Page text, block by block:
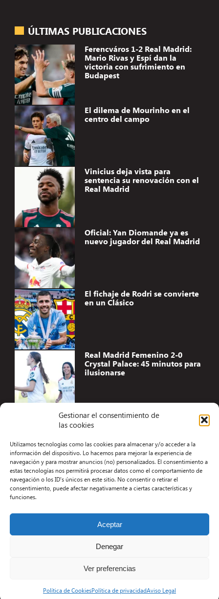
Gestionar el consentimiento de
las cookies
Utilizamos tecnologías como las cookies para almacenar y/o acceder a la
información del dispositivo. Lo hacemos para mejorar la experiencia de
navegación y para mostrar anuncios (no) personalizados. El consentimiento a
estas tecnologías nos permitirá procesar datos como el comportamiento de
navegación o los ID's únicos en este sitio. No consentir o retirar el
consentimiento, puede afectar negativamente a ciertas características y
funciones.
Aceptar
Denegar
Ver preferencias
Política de CookiesPolítica de privacidadAviso Legal
ÚLTIMAS PUBLICACIONES
Ferencváros 1-2 Real Madrid:
Mario Rivas y Espí dan la
victoria con sufrimiento en
Budapest
El dilema de Mourinho en el
centro del campo
Vinicius deja vista para
sentencia su renovación con el
Real Madrid
Oficial: Yan Diomande ya es
nuevo jugador del Real Madrid
El fichaje de Rodri se convierte
en un Clásico
Real Madrid Femenino 2-0
Crystal Palace: 45 minutos para
ilusionarse
Aviso Legal
Términos y condiciones
Política de privacidad
Contacto
Desarrollo Web por Kiwop